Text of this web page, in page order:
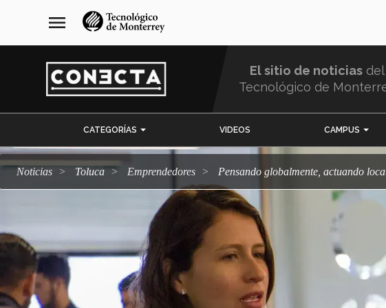
navegación
principal
menu
El sitio de noticias del
Tecnológico de
CATEGORÍAS VIDEOS CAMPUS
Noticias Toluca emprendedores Pensando globalmente, actuando